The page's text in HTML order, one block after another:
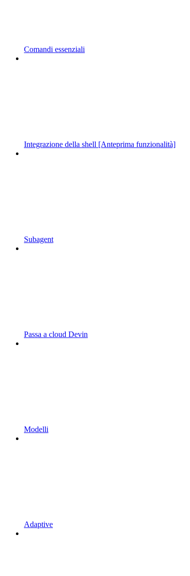
Comandi essenziali
Integrazione della shell [Anteprima funzionalità]
Subagent
Passa a cloud Devin
Modelli
Adaptive